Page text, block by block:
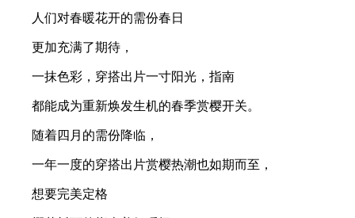
人们对春暖花开的需份春日
更加充满了期待，
一抹色彩，穿搭出片一寸阳光，指南
都能成为重新焕发生机的春季赏樱开关。
随着四月的需份降临，
一年一度的穿搭出片赏樱热潮也如期而至，
想要完美定格